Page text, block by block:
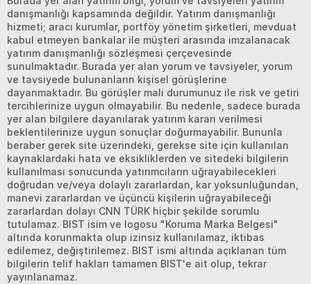
danışmanlığı kapsamında değildir. Yatırım danışmanlığı
hizmeti; aracı kurumlar, portföy yönetim şirketleri, mevduat
kabul etmeyen bankalar ile müşteri arasında imzalanacak
yatırım danışmanlığı sözleşmesi çerçevesinde
sunulmaktadır. Burada yer alan yorum ve tavsiyeler, yorum
ve tavsiyede bulunanların kişisel görüşlerine
dayanmaktadır. Bu görüşler mali durumunuz ile risk ve getiri
tercihlerinize uygun olmayabilir. Bu nedenle, sadece burada
yer alan bilgilere dayanılarak yatırım kararı verilmesi
beklentilerinize uygun sonuçlar doğurmayabilir. Bununla
beraber gerek site üzerindeki, gerekse site için kullanılan
kaynaklardaki hata ve eksikliklerden ve sitedeki bilgilerin
kullanılması sonucunda yatırımcıların uğrayabilecekleri
doğrudan ve/veya dolaylı zararlardan, kar yoksunluğundan,
manevi zararlardan ve üçüncü kişilerin uğrayabileceği
zararlardan dolayı CNN TÜRK hiçbir şekilde sorumlu
tutulamaz. BIST isim ve logosu "Koruma Marka Belgesi"
altında korunmakta olup izinsiz kullanılamaz, iktibas
edilemez, değiştirilemez. BIST ismi altında açıklanan tüm
bilgilerin telif hakları tamamen BIST'e ait olup, tekrar
yayınlanamaz.